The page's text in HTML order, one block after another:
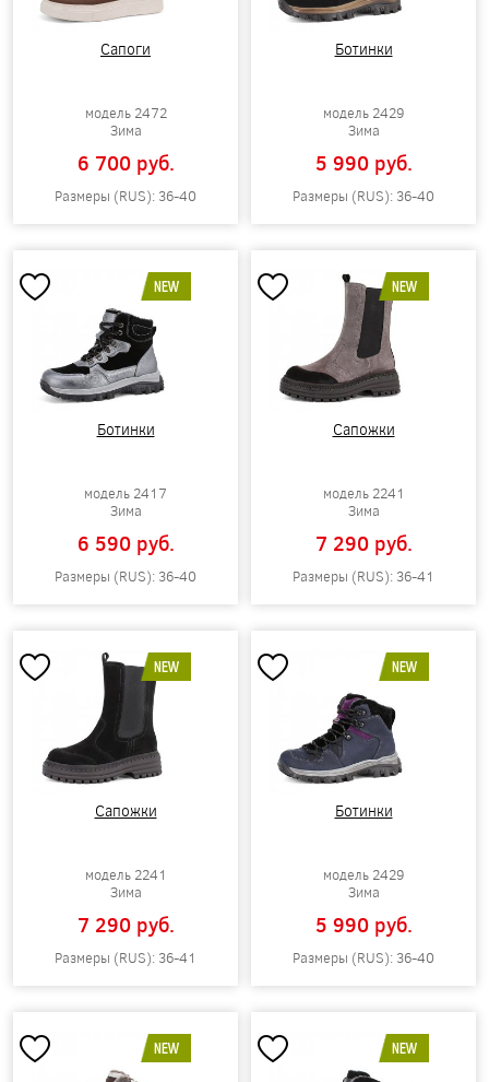
Сапоги
модель 2472
Зима
6 700 pуб.
Размеры (RUS): 36-40
Ботинки
модель 2429
Зима
5 990 pуб.
Размеры (RUS): 36-40
NEW
Ботинки
модель 2417
Зима
6 590 pуб.
Размеры (RUS): 36-40
NEW
Сапожки
модель 2241
Зима
7 290 pуб.
Размеры (RUS): 36-41
NEW
Сапожки
модель 2241
Зима
7 290 pуб.
Размеры (RUS): 36-41
NEW
Ботинки
модель 2429
Зима
5 990 pуб.
Размеры (RUS): 36-40
NEW NEW